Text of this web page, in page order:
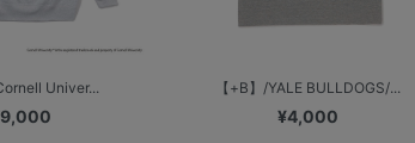
Univer... 【+B】/YALE BULLDOGS/...
¥4,000